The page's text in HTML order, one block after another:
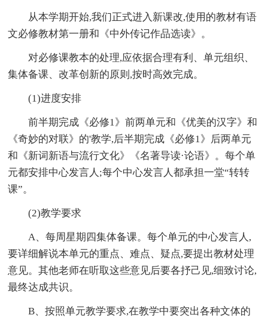
从本学期开始,我们正式进入新课改,使用的教材有语
文必修教材第一册和《中外传记作品选读》。
对必修课教本的处理,应依据合理有利、单元组织、
集体备课、改革创新的原则,按时高效完成。
(1)进度安排
前半期完成《必修1》前两单元和《优美的汉字》和
《奇妙的对联》的'教学,后半期完成《必修1》后两单元
和《新词新语与流行文化》《名著导读·论语》。每个单
元都安排中心发言人;每个中心发言人都承担一堂“转转
课”。
(2)教学要求
A、每周星期四集体备课。每个单元的中心发言人,
要详细解说本单元的重点、难点、疑点,要提出教材处理
意见。其他老师在听取这些意见后要各抒己见,细致讨论,
最终达成共识。
B、按照单元教学要求,在教学中要突出各种文体的